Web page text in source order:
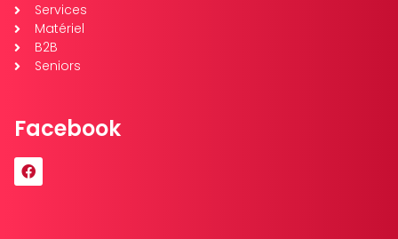
Services
Matériel
B2B
Seniors
Facebook